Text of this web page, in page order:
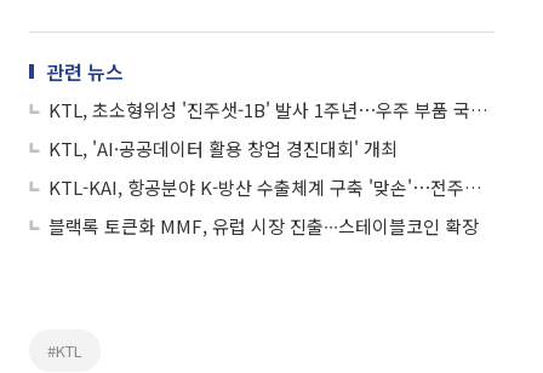
관련 뉴스
KTL, 초소형위성 '진주샛-1B' 발사 1주년⋯우주 부품 국산화 결실
KTL, 'AI·공공데이터 활용 창업 경진대회' 개최
KTL-KAI, 항공분야 K-방산 수출체계 구축 '맞손'⋯전주기 기술지원 협력
블랙록 토큰화 MMF, 유럽 시장 진출∙∙∙스테이블코인 확장
#KTL